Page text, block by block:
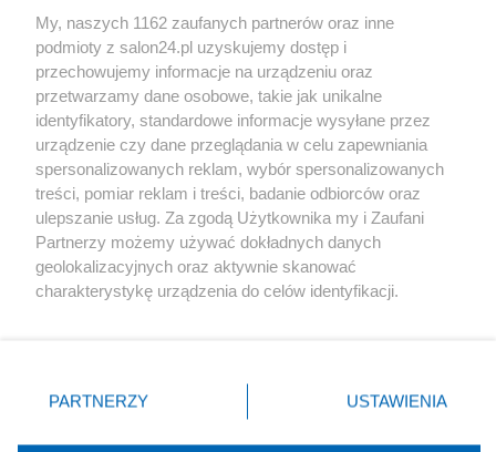
Społeczeństwo
Kultura
X Facebook Instagram Youtube
My, naszych 1162 zaufanych partnerów oraz inne
podmioty z salon24.pl uzyskujemy dostęp i
przechowujemy informacje na urządzeniu oraz
przetwarzamy dane osobowe, takie jak unikalne
identyfikatory, standardowe informacje wysyłane przez
urządzenie czy dane przeglądania w celu zapewniania
spersonalizowanych reklam, wybór spersonalizowanych
treści, pomiar reklam i treści, badanie odbiorców oraz
ulepszanie usług. Za zgodą Użytkownika my i Zaufani
Partnerzy możemy używać dokładnych danych
geolokalizacyjnych oraz aktywnie skanować
charakterystykę urządzenia do celów identyfikacji.
zmienić/wycofać klikając przycisk ustawień prywatności
znajdujący się w lewym dolnym rogu strony
rodzaje przetwarzania danych nie wymagają zgody
PARTNERZY USTAWIENIA